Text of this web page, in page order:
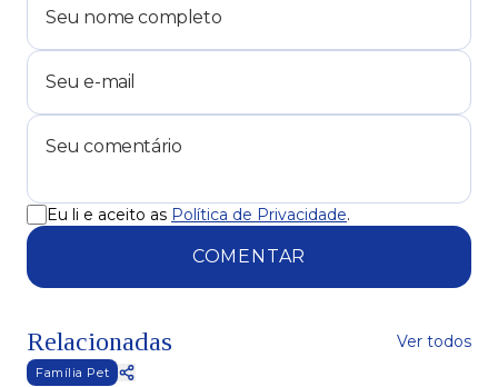
Eu li e aceito as Política de Privacidade.
COMENTAR
Relacionadas Ver todos
Família Pet